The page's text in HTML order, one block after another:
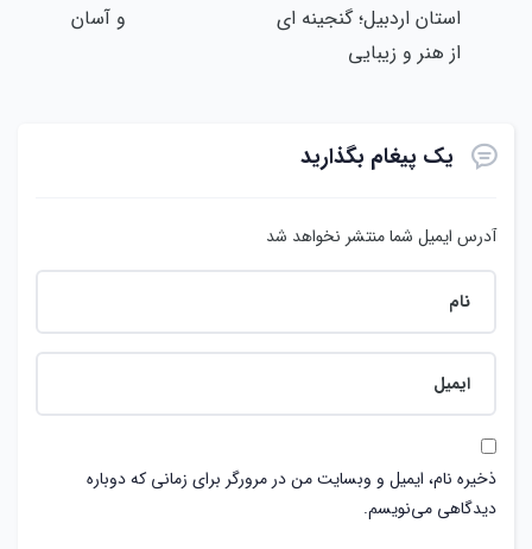
استان اردبیل؛ گنجینه ای
از هنر و زیبایی
و آسان
یک پیغام بگذارید
آدرس ایمیل شما منتشر نخواهد شد
ذخیره نام، ایمیل و وبسایت من در مرورگر برای زمانی که دوباره
دیدگاهی می‌نویسم.